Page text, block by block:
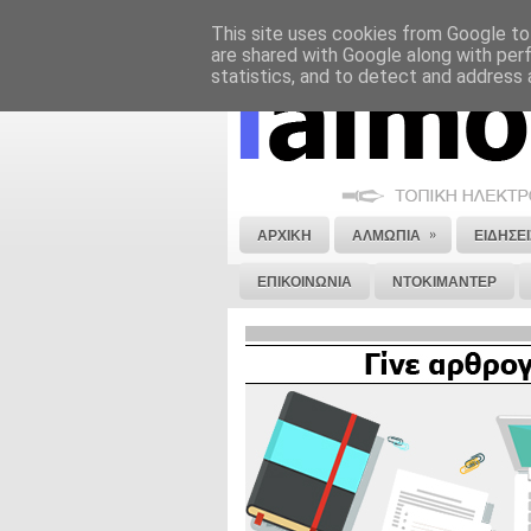
ΝΟΜΙΚΗ ΣΗΜΕΙΩΣΗ ΔΙΑΦΗΜΙΣΗ
ΑΡΧΙΚΗ ΑΛΜΩΠΙΑ »
ΕΠΙΚΟΙΝΩΝΙΑ ΝΤΟΚΙΜΑΝΤΕΡ
This site uses cookies from Google
are shared with Google along with
statistics, and to detect and address